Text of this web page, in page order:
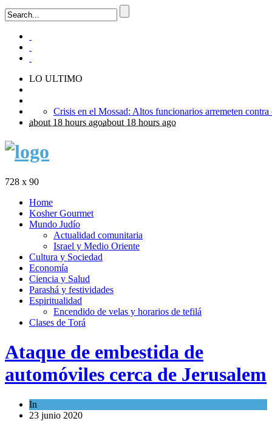
LO ULTIMO
about 18 hours agoabout 18 hours ago
728 x 90
Home
Kosher Gourmet
Mundo Judío
Actualidad comunitaria
Israel y Medio Oriente
Cultura y Sociedad
Economía
Ciencia y Salud
Parashá y festividades
Espiritualidad
Encendido de velas y horarios de tefilá
Clases de Torá
Ataque de embestida de
automóviles cerca de Jerusalem
In
23 junio 2020